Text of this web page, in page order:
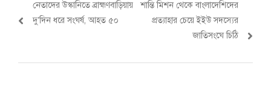
navigation
Previous
post:
নেতাদের উস্কানিতে ব্রাহ্মণবাড়িয়ায়
দু’দিন ধরে সংঘর্ষ, আহত ৫০
Next
post:
শান্তি মিশন থেকে বাংলাদেশিদের
প্রত্যাহার চেয়ে ইইউ সদস্যের
জাতিসংঘে চিঠি